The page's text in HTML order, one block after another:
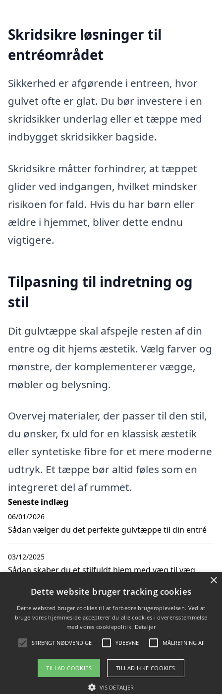
Skridsikre løsninger til
entréområdet
Sikkerhed er afgørende i entreen, hvor
gulvet ofte er glat. Du bør investere i en
skridsikker underlag eller et tæppe med
indbygget skridsikker bagside.
Skridsikre måtter forhindrer, at tæppet
glider ved indgangen, hvilket mindsker
risikoen for fald. Hvis du har børn eller
ældre i hjemmet, bliver dette endnu
vigtigere.
Tilpasning til indretning og
stil
Dit gulvtæppe skal afspejle resten af din
entre og dit hjems æstetik. Vælg farver og
mønstre, der komplementerer vægge,
møbler og belysning.
Overvej materialer, der passer til den stil,
du ønsker, fx uld for en klassisk æstetik
eller syntetiske fibre for et mere moderne
udtryk. Et tæppe bør altid føles som en
integreret del af rummet.
Seneste indlæg
Sådan vælger du det perfekte gulvtæppe til din entré
06/01/2026
Sådan skaber du et stilfuldt hjem med væg til væg
03/12/2025
Sørg for at have adgang til en støvletørrer når du er
07/05/2024
×
Dette website bruger tracking cookies
Dette websted bruger cookies til at forbedre brugeroplevelsen. Ved at
bruge vores hjemmeside accepterer du alle cookies i overensstemmelse
med vores cookiepolitik. Detaljer
STRENGT NØDVENDIGE YDEEVNE MÅLRETNING AF
TILLAD COOKIES TILLAD IKKE COOKIES
VIS DETALJER